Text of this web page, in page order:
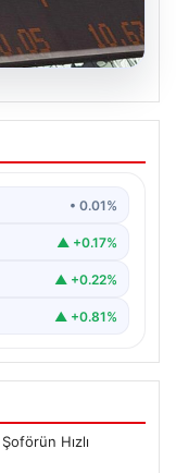
oldu
• 0.01%
▲ +0.17%
▲ +0.22%
▲ +0.81%
Hızlı